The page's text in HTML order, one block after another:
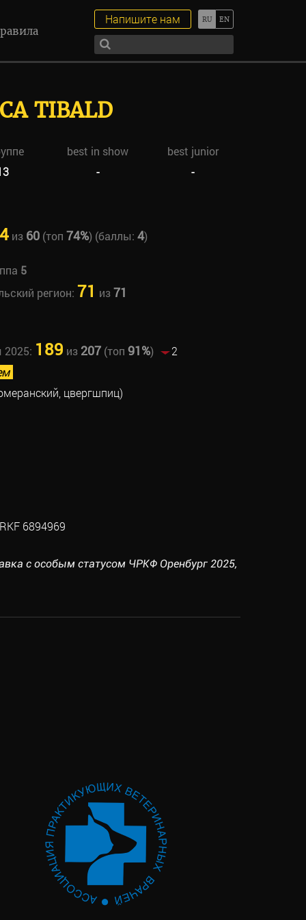
Напишите нам
TIBALD
best in show
best junior
- -
из 60(топ 74%) (баллы: 4)
5
регион: 71 из71
2025: 189 из 207(топ 91%)
2
цвергшпиц)
6894969
с особым статусом ЧРКФ Оренбург 2025,